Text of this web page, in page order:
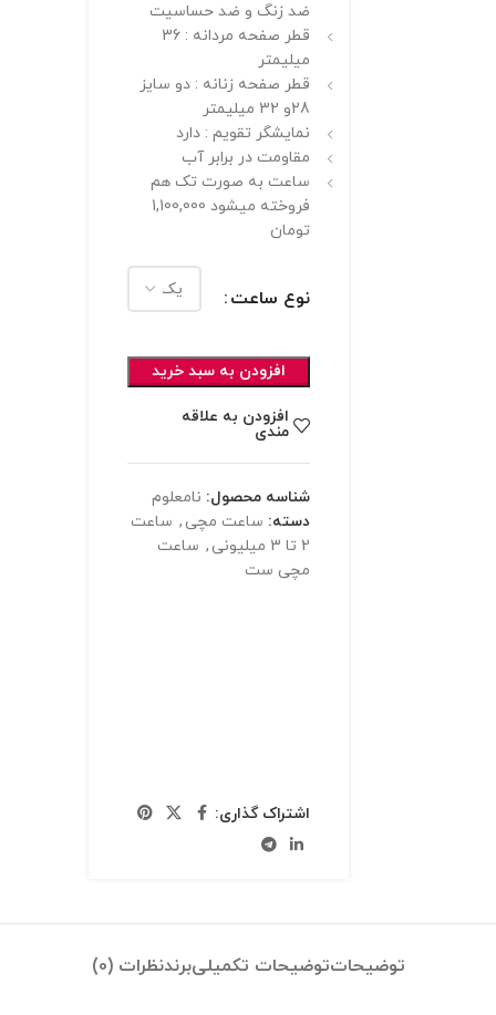
ضد زنگ و ضد حساسیت
قطر صفحه مردانه : 36
میلیمتر
قطر صفحه زنانه : دو سایز
28و 32 میلیمتر
نمایشگر تقویم : دارد
مقاومت در برابر آب
ساعت به صورت تک هم
فروخته میشود 1,100,000
تومان
نوع ساعت
افزودن به سبد خرید
افزودن به علاقه
مندی
شناسه محصول: نامعلوم
دسته: ساعت مچی , ساعت
2 تا 3 میلیونی
, ساعت
مچی ست
اشتراک گذاری:
توضیحاتتوضیحات تکمیلیبرندنظرات (0)